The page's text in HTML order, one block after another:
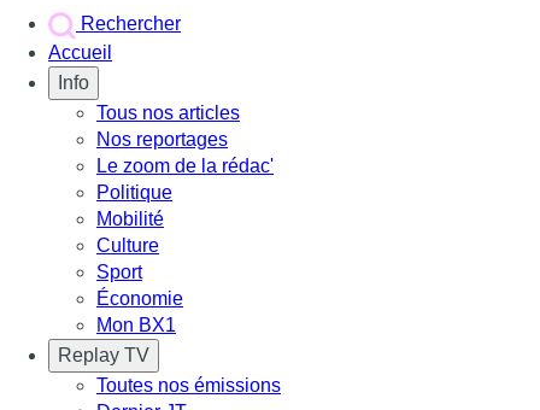
Rechercher
Accueil
Info
Tous nos articles
Nos reportages
Le zoom de la rédac'
Politique
Mobilité
Culture
Sport
Économie
Mon BX1
Replay TV
Toutes nos émissions